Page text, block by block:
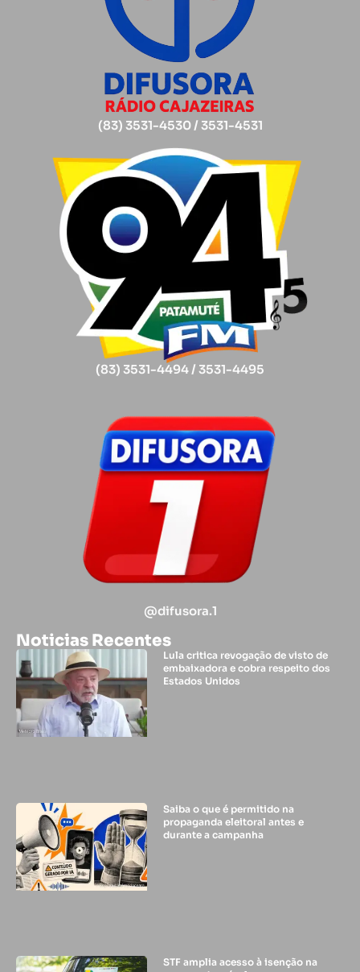
(83) 3531-4530 / 3531-4531
(83) 3531-4494 / 3531-4495
@difusora.1
Noticias Recentes
Lula critica revogação de visto de
embaixadora e cobra respeito dos
Estados Unidos
Saiba o que é permitido na
propaganda eleitoral antes e
durante a campanha
STF amplia acesso à isenção na